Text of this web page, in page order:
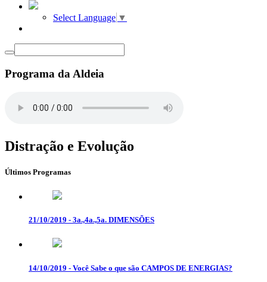
Select Language ▼
Programa da Aldeia
Distração e Evolução
Últimos Programas
21/10/2019 - 3a.,4a.,5a. DIMENSÕES
14/10/2019 - Você Sabe o que são CAMPOS DE ENERGIAS?